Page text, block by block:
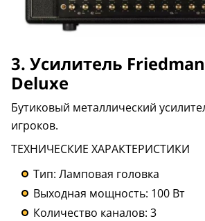
3. Усилитель Friedman
Deluxe
Бутиковый металлический
игроков.
ТЕХНИЧЕСКИЕ ХАРАКТЕРИСТИКИ
Тип: Ламповая головка
Выходная мощность: 100 Вт
Количество каналов: 3